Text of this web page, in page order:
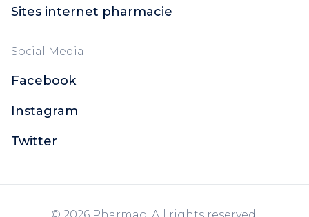
Sites internet pharmacie
Social Media
Facebook
Instagram
Twitter